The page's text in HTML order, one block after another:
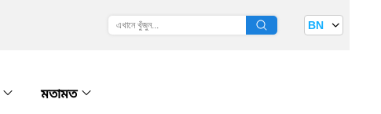
BN
মতামত